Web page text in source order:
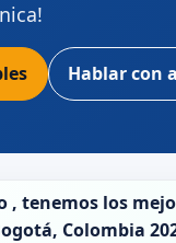
Hablar con
, tenemos los
, Colombia